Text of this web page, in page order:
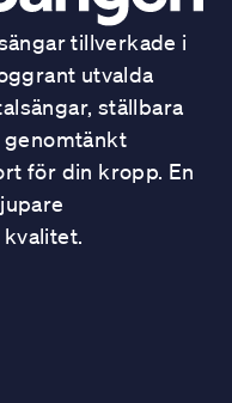
tillverkade i
utvalda
ställbara
genomtänkt
för din kropp. En